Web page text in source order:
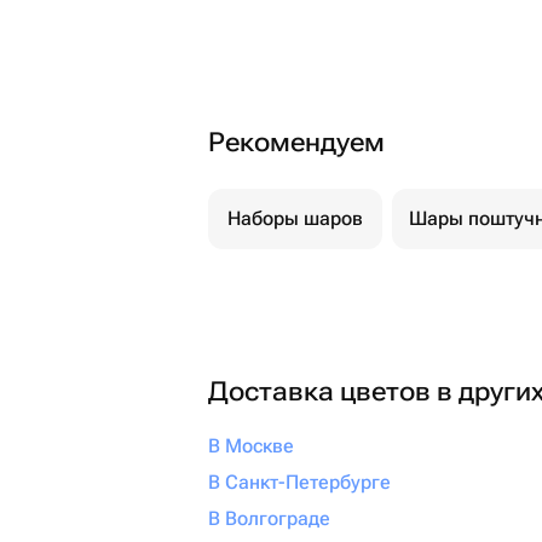
Рекомендуем
Наборы шаров Шары
Доставка цветов в
В Москве
В Санкт-Петербурге
В Волгограде